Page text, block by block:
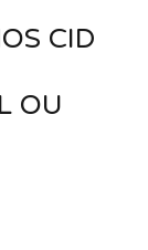
CID
OU